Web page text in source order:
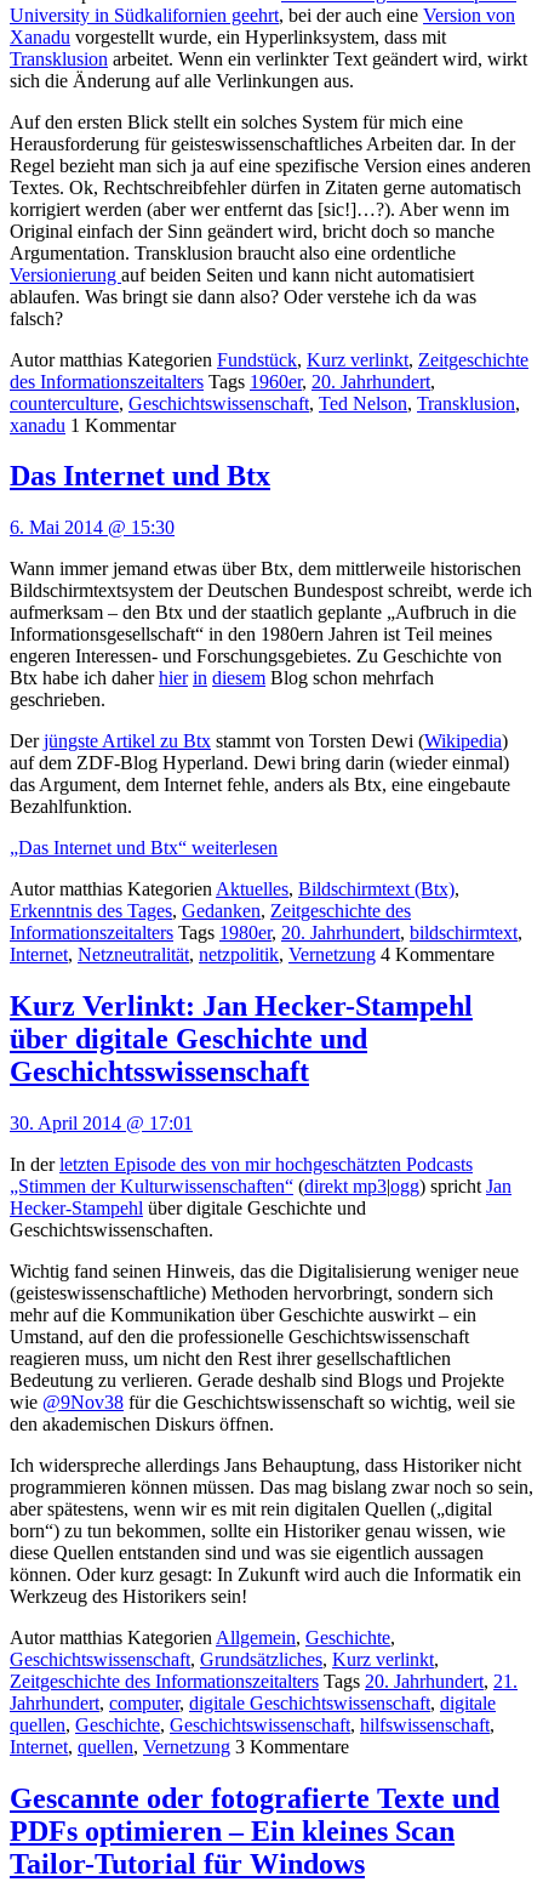
University in Südkalifornien geehrt, bei der auch eine Version von
Xanadu vorgestellt wurde, ein Hyperlinksystem, dass mit
Transklusion arbeitet. Wenn ein verlinkter Text geändert wird, wirkt
sich die Änderung auf alle Verlinkungen aus.
Auf den ersten Blick stellt ein solches System für mich eine
Herausforderung für geisteswissenschaftliches Arbeiten dar. In der
Regel bezieht man sich ja auf eine spezifische Version eines anderen
Textes. Ok, Rechtschreibfehler dürfen in Zitaten gerne automatisch
korrigiert werden (aber wer entfernt das [sic!]…?). Aber wenn im
Original einfach der Sinn geändert wird, bricht doch so manche
Argumentation. Transklusion braucht also eine ordentliche
Versionierung auf beiden Seiten und kann nicht automatisiert
ablaufen. Was bringt sie dann also? Oder verstehe ich da was
falsch?
Autormatthias Kategorien Fundstück, Kurz verlinkt, Zeitgeschichte
des Informationszeitalters Tags 1960er, 20. Jahrhundert,
counterculture, Geschichtswissenschaft, Ted Nelson, Transklusion,
xanadu 1 Kommentar
Das Internet und Btx
6. Mai 2014 @ 15:30
Wann immer jemand etwas über Btx, dem mittlerweile historischen
Bildschirmtextsystem der Deutschen Bundespost schreibt, werde ich
aufmerksam – den Btx und der staatlich geplante „Aufbruch in die
Informationsgesellschaft“ in den 1980ern Jahren ist Teil meines
engeren Interessen- und Forschungsgebietes. Zu Geschichte von
Btx habe ich daherhier in diesem Blog schon mehrfach
geschrieben.
Derjüngste Artikel zu Btx stammt von Torsten Dewi (Wikipedia)
auf dem ZDF-Blog Hyperland. Dewi bring darin (wieder einmal)
das Argument, dem Internet fehle, anders als Btx, eine eingebaute
Bezahlfunktion.
„Das Internet und Btx“ weiterlesen
Autormatthias Kategorien Aktuelles, Bildschirmtext (Btx),
Erkenntnis des Tages, Gedanken, Zeitgeschichte des
Informationszeitalters Tags 1980er, 20. Jahrhundert, bildschirmtext,
Internet, Netzneutralität, netzpolitik, Vernetzung 4 Kommentare
Kurz Verlinkt: Jan Hecker-Stampehl
über digitale Geschichte und
Geschichtsswissenschaft
30. April 2014 @ 17:01
In derletzten Episode des von mir hochgeschätzten Podcasts
„Stimmen der Kulturwissenschaften“ (direkt mp3|ogg) spricht Jan
Hecker-Stampehl über digitale Geschichte und
Geschichtswissenschaften.
Wichtig fand seinen Hinweis, das die Digitalisierung weniger neue
(geisteswissenschaftliche) Methoden hervorbringt, sondern sich
mehr auf die Kommunikation über Geschichte auswirkt – ein
Umstand, auf den die professionelle Geschichtswissenschaft
reagieren muss, um nicht den Rest ihrer gesellschaftlichen
Bedeutung zu verlieren. Gerade deshalb sind Blogs und Projekte
wie @9Nov38 für die Geschichtswissenschaft so wichtig, weil sie
den akademischen Diskurs öffnen.
Ich widerspreche allerdings Jans Behauptung, dass Historiker nicht
programmieren können müssen. Das mag bislang zwar noch so sein,
aber spätestens, wenn wir es mit rein digitalen Quellen („digital
born“) zu tun bekommen, sollte ein Historiker genau wissen, wie
diese Quellen entstanden sind und was sie eigentlich aussagen
können. Oder kurz gesagt: In Zukunft wird auch die Informatik ein
Werkzeug des Historikers sein!
Autormatthias Kategorien Allgemein, Geschichte,
Geschichtswissenschaft, Grundsätzliches, Kurz verlinkt,
Zeitgeschichte des Informationszeitalters Tags 20. Jahrhundert, 21.
Jahrhundert, computer, digitale Geschichtswissenschaft, digitale
quellen, Geschichte, Geschichtswissenschaft, hilfswissenschaft,
Internet, quellen, Vernetzung 3 Kommentare
Gescannte oder fotografierte Texte und
PDFs optimieren – Ein kleines Scan
Tailor-Tutorial für Windows